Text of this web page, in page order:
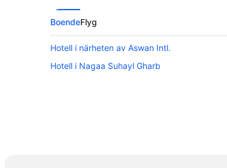
BoendeFlyg
Hotell i närheten av Aswan Intl.
Hotell i Nagaa Suhayl Gharb